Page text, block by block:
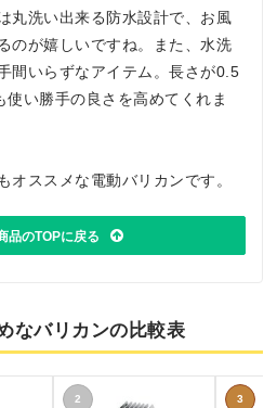
丸洗い出来る防水設計で、お風
のが嬉しいですね。また、水洗
間いらずなアイテム。長さが0.5
い勝手の良さを高めてくれま
オススメな電動バリカンです。
品のTOPに戻る
なバリカンの比較表
2 3